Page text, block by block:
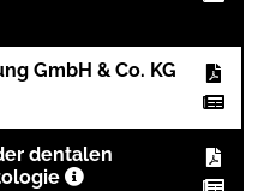
GmbH & Co. KG
dentalen